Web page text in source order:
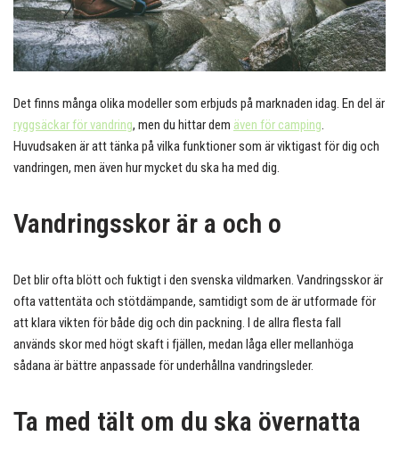
Det finns många olika modeller som erbjuds på marknaden idag. En del är
ryggsäckar för vandring, men du hittar dem även för camping.
Huvudsaken är att tänka på vilka funktioner som är viktigast för dig och
vandringen, men även hur mycket du ska ha med dig.
Vandringsskor är a och o
Det blir ofta blött och fuktigt i den svenska vildmarken. Vandringsskor är
ofta vattentäta och stötdämpande, samtidigt som de är utformade för
att klara vikten för både dig och din packning. I de allra flesta fall
används skor med högt skaft i fjällen, medan låga eller mellanhöga
sådana är bättre anpassade för underhållna vandringsleder.
Ta med tält om du ska övernatta